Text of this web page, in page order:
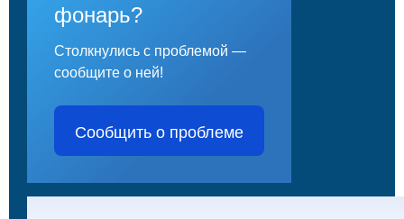
фонарь?
Столкнулись с проблемой —
сообщите о ней!
Сообщить о проблеме